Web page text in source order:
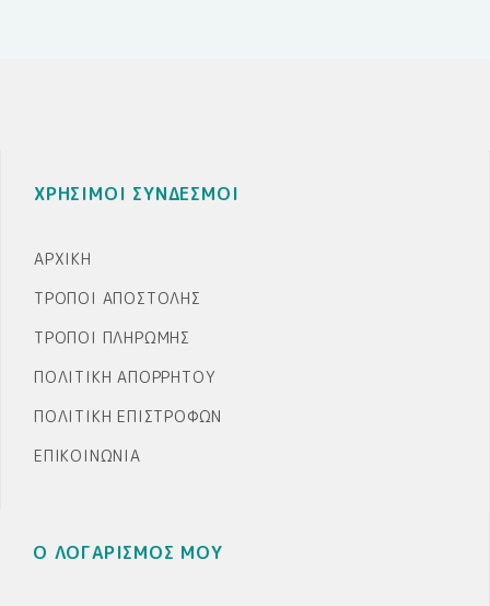
ΧΡΗΣΙΜΟΙ ΣΥΝΔΕΣΜΟΙ
ΑΡΧΙΚΉ
ΤΡΌΠΟΙ ΑΠΟΣΤΟΛΉΣ
ΤΡΌΠΟΙ ΠΛΗΡΩΜΉΣ
ΠΟΛΙΤΙΚΉ ΑΠΟΡΡΉΤΟΥ
ΠΟΛΙΤΙΚΉ ΕΠΙΣΤΡΟΦΏΝ
ΕΠΙΚΟΙΝΩΝΊΑ
Ο ΛΟΓΑΡΙΣΜΟΣ ΜΟΥ